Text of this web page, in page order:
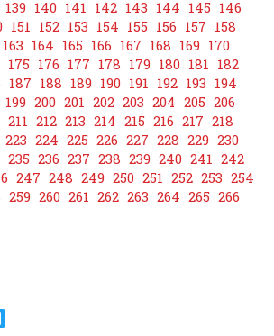
139 140 141 142 143 144 145 146
151 152 153 154 155 156 157 158
163 164 165 166 167 168 169 170
175 176 177 178 179 180 181 182
187 188 189 190 191 192 193 194
199 200 201 202 203 204 205 206
211 212 213 214 215 216 217 218
223 224 225 226 227 228 229 230
235 236 237 238 239 240 241 242
247 248 249 250 251 252 253 254
259 260 261 262 263 264 265 266